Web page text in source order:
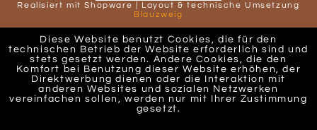
Realisiert mit Shopware | Layout & technische Umsetzung
Blauzweig
Diese Website benutzt Cookies, die für den
technischen Betrieb der Website erforderlich sind und
stets gesetzt werden. Andere Cookies, die den
Komfort bei Benutzung dieser Website erhöhen, der
Direktwerbung dienen oder die Interaktion mit
anderen Websites und sozialen Netzwerken
vereinfachen sollen, werden nur mit Ihrer Zustimmung
gesetzt.